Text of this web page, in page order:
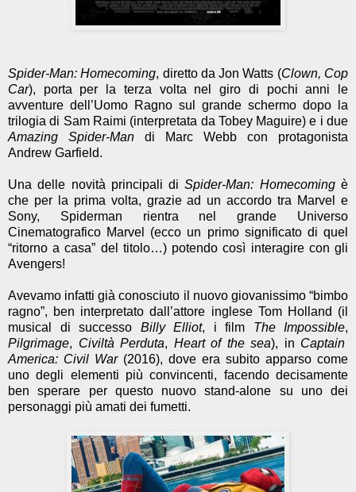
Spider-Man: Homecoming, diretto da Jon Watts (Clown, Cop
Car), porta per la terza volta nel giro di pochi anni le
avventure dell’Uomo Ragno sul grande schermo dopo la
trilogia di Sam Raimi (interpretata da Tobey Maguire) e i due
Amazing Spider-Man di Marc Webb con protagonista
Andrew Garfield.
Una delle novità principali diSpider-Man: Homecomingè
che per la prima volta, grazie ad un accordo tra Marvel e
Sony, Spiderman rientra nel grande Universo
Cinematografico Marvel (ecco un primo significato di quel
“ritorno a casa” del titolo…) potendo così interagire con gli
Avengers!
Avevamo infatti già conosciuto il nuovo giovanissimo “bimbo
ragno”, ben interpretato dall’attore inglese Tom Holland (il
musical di successo Billy Elliot, i film The Impossible,
Pilgrimage, Civiltà Perduta, Heart of the sea), in Captain
America: Civil War (2016), dove era subito apparso come
uno degli elementi più convincenti, facendo decisamente
ben sperare per questo nuovo stand-alone su uno dei
personaggi più amati dei fumetti.